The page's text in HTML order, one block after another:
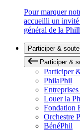
Pour marquer
accueilli un invité
général de la
Participer &
Participer &
Participer
PhilaPhil
Louer la
Fondation
Orchestre
BénéPhil